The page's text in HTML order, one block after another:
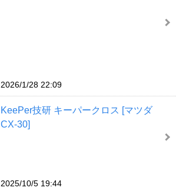
2026/1/28 22:09
KeePer技研 キーパークロス [マツダ
CX-30]
2025/10/5 19:44